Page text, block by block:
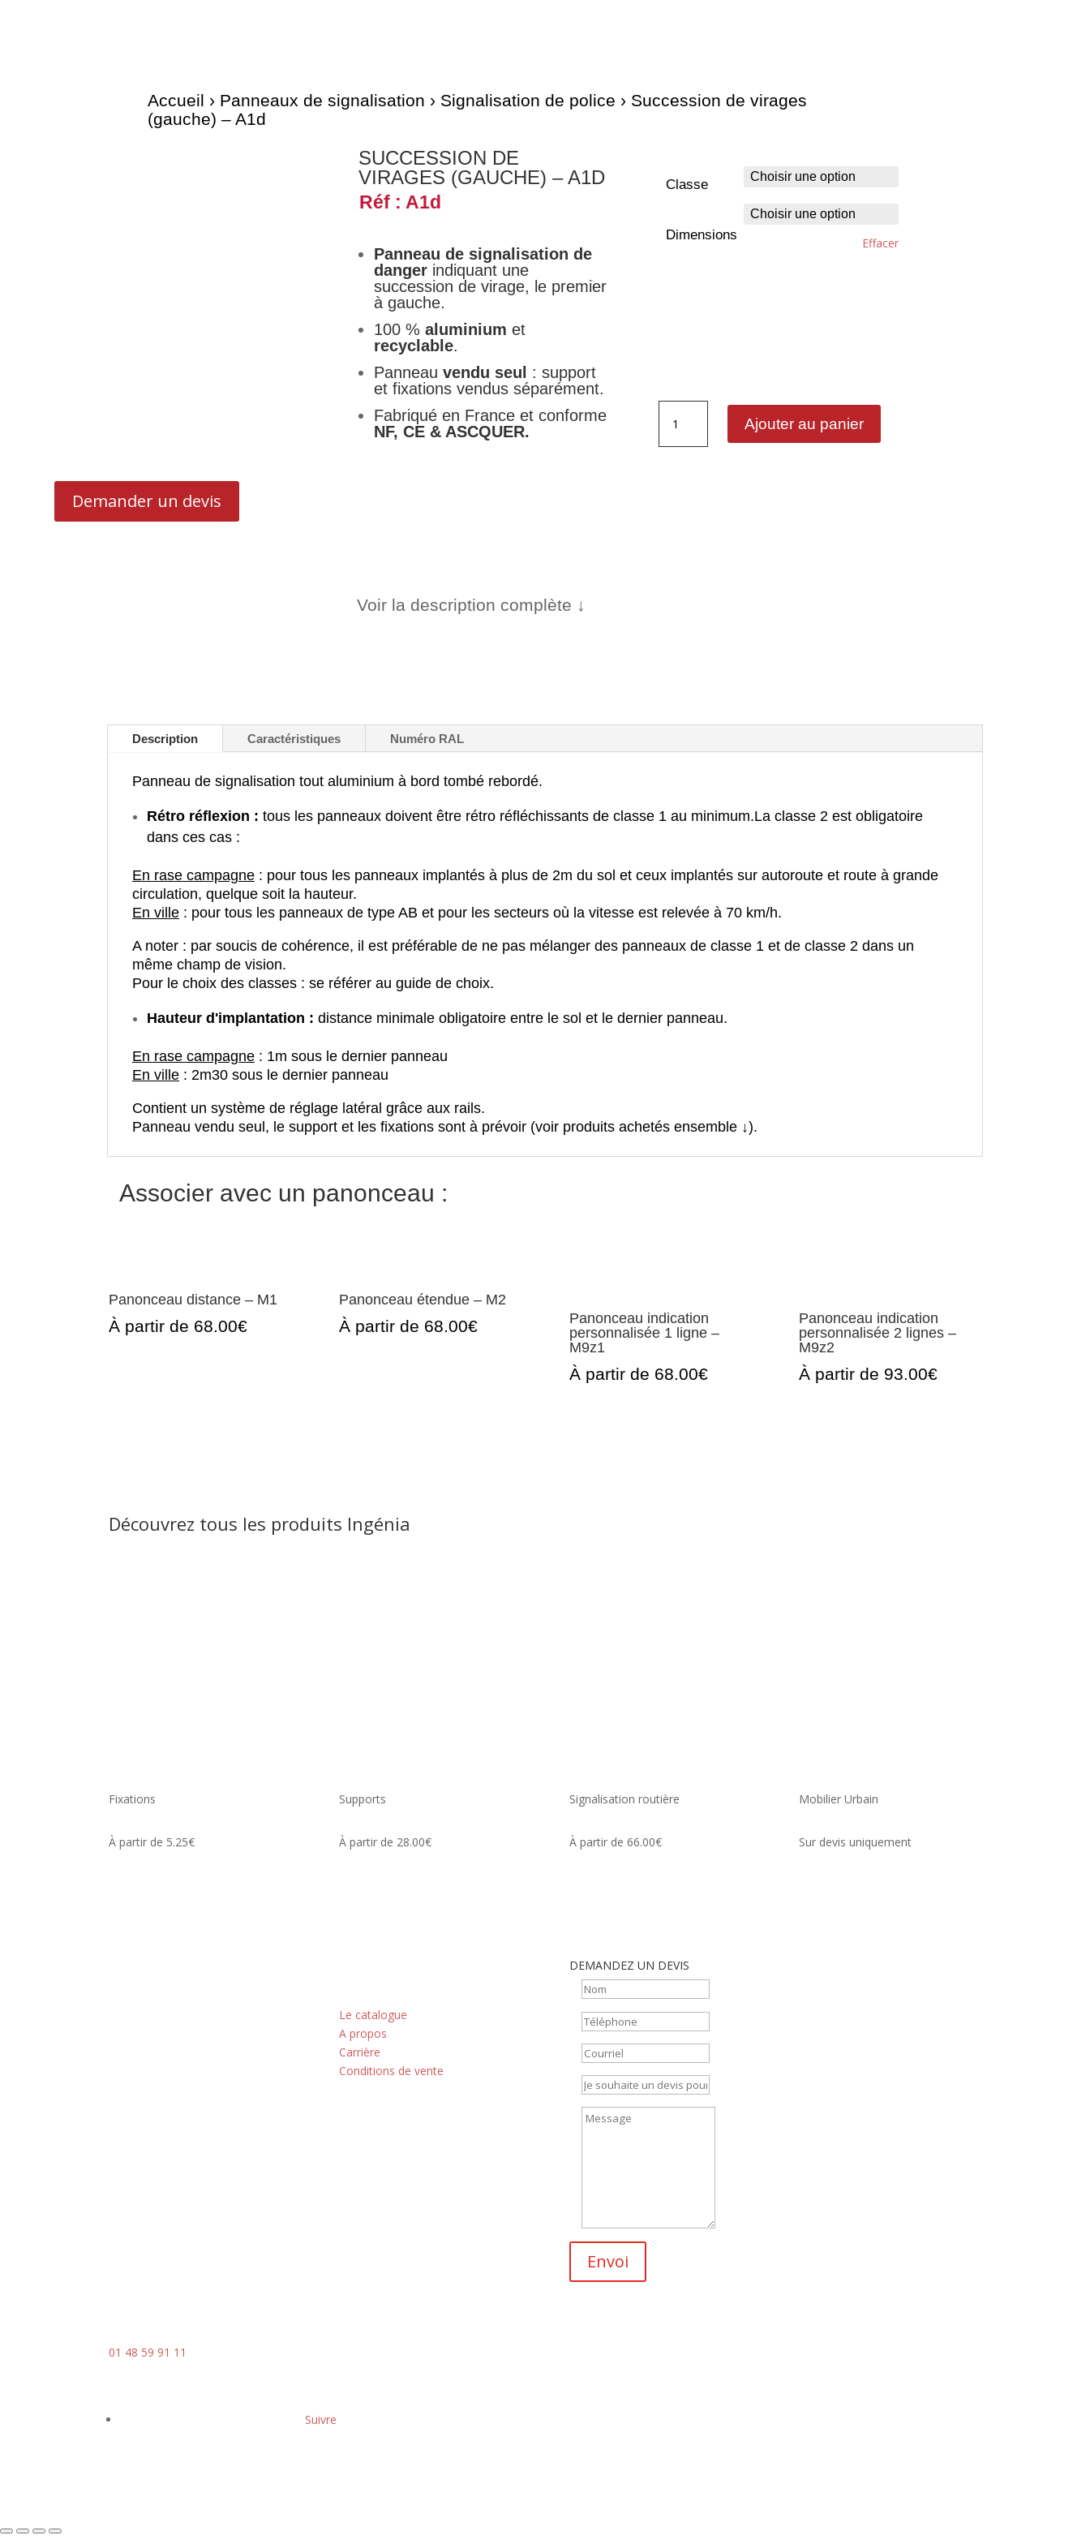
Accueil › Panneaux de signalisation › Signalisation de police › Succession de virages
(gauche) – A1d
Demander un devis
SUCCESSION DE
VIRAGES (GAUCHE) – A1D
Réf : A1d
Panneau de signalisation de
danger indiquant une
succession de virage, le premier
à gauche.
100 % aluminium et
recyclable.
Panneau vendu seul
: support
et fixations vendus séparément.
Fabriqué en France et conforme
NF, CE & ASCQUER.
Voir la description complète ↓
Classe
Dimensions
Effacer
Succession
Ajouter au panier
Description Caractéristiques Numéro RAL
Panneau de signalisation tout aluminium à bord tombé rebordé.
Rétro réflexion : tous les panneaux doivent être rétro réfléchissants de classe 1 au minimum.La classe 2 est obligatoire
dans ces cas :
En rase campagne : pour tous les panneaux implantés à plus de 2m du sol et ceux implantés sur autoroute et route à grande
circulation, quelque soit la hauteur.
En ville : pour tous les panneaux de type AB et pour les secteurs où la vitesse est relevée à 70 km/h.
A noter : par soucis de cohérence, il est préférable de ne pas mélanger des panneaux de classe 1 et de classe 2 dans un
même champ de vision.
Pour le choix des classes : se référer au guide de choix.
Hauteur d'implantation : distance minimale obligatoire entre le sol et le dernier panneau.
En rase campagne : 1m sous le dernier panneau
En ville : 2m30 sous le dernier panneau
Contient un système de réglage latéral grâce aux rails.
Panneau vendu seul, le support et les fixations sont à prévoir (voir produits achetés ensemble ↓).
Associer avec un panonceau :
Panonceau distance – M1
À partir de 68.00€
Panonceau étendue – M2
À partir de 68.00€
Panonceau indication
personnalisée 1 ligne –
M9z1
À partir de 68.00€
Panonceau indication
personnalisée 2 lignes –
M9z2
À partir de 93.00€
Découvrez tous les produits Ingénia
Fixations
À partir de 5.25€
Supports
À partir de 28.00€
Signalisation routière
À partir de 66.00€
Mobilier Urbain
Sur devis uniquement
01 48 59 91 11
Le catalogue
A propos
Carrière
Conditions de vente
Suivre
DEMANDEZ UN DEVIS
Envoi